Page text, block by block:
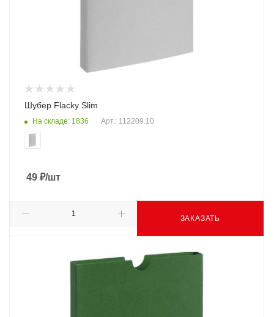
Шубер Flacky Slim
На складе: 1836 Арт.: 112209.10
49 ₽/шт
ЗАКАЗАТЬ